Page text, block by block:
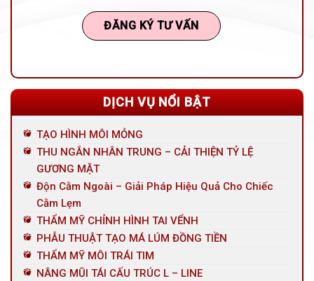
DỊCH VỤ NỔI BẬT
TẠO HÌNH MÔI MỎNG
THU NGẮN NHÂN TRUNG – CẢI THIỆN TỶ LỆ
GƯƠNG MẶT
Độn Cằm Ngoài – Giải Pháp Hiệu Quả Cho Chiếc
Cằm Lẹm
THẨM MỸ CHỈNH HÌNH TAI VỂNH
PHẪU THUẬT TẠO MÁ LÚM ĐỒNG TIỀN
THẨM MỸ MÔI TRÁI TIM
NÂNG MŨI TÁI CẤU TRÚC L – LINE